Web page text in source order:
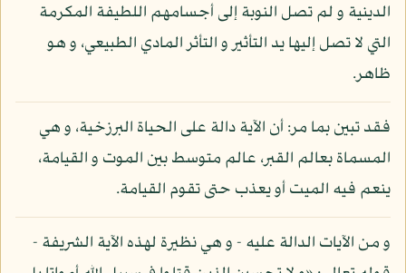
الدينية و لم تصل النوبة إلى أجسامهم اللطيفة المكرمة
التي لا تصل إليها يد التأثير و التأثر المادي الطبيعي، و هو
ظاهر.
فقد تبين بما مر: أن الآية دالة على الحياة البرزخية، و هي
المسماة بعالم القبر، عالم متوسط بين الموت و القيامة،
ينعم فيه الميت أو يعذب حتى تقوم القيامة.
و من الآيات الدالة عليه - و هي نظيرة لهذه الآية الشريفة -